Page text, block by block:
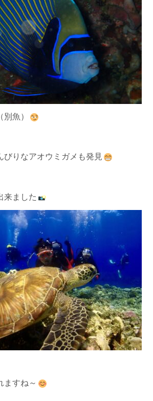
魚）
びりなアオウミガメも発見
来ました
ますね～